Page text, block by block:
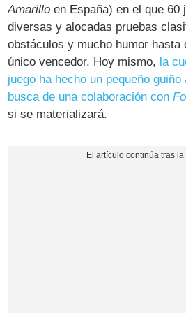
Amarillo en España) en el que 60
diversas y alocadas pruebas
obstáculos y mucho humor hasta
único vencedor. Hoy mismo, la
juego ha hecho un pequeño
busca de una colaboración con
si se materializará.